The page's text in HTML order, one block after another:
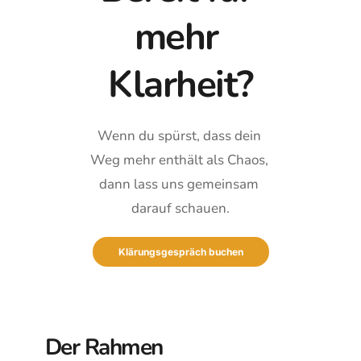
mehr
Klarheit?
Wenn du spürst, dass dein
Weg mehr enthält als Chaos,
dann lass uns gemeinsam
darauf schauen.
Klärungsgespräch buchen
Der Rahmen